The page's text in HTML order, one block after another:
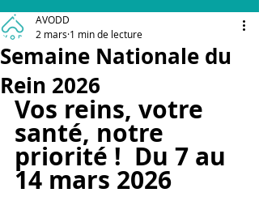
Semaine Nationale du
Rein 2026
AVODD
2 mars 1 min de lecture
Vos reins, votre
santé, notre
priorité !  Du 7 au
14 mars 2026